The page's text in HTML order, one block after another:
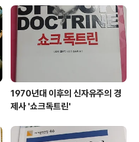
한 민가. 200여명
보고 있었다. 요
종의 제의로 신
..
1970년대 이후의 신자유주의 경
제사 '쇼크독트린'